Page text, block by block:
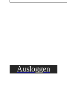
Ausloggen